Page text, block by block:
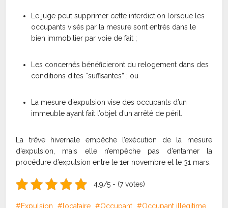
Le juge peut supprimer cette interdiction lorsque les
occupants visés par la mesure sont entrés dans le
bien immobilier par voie de fait ;
Les concernés bénéficieront du relogement dans des
conditions dites “suffisantes” ; ou
La mesure d’expulsion vise des occupants d’un
immeuble ayant fait l’objet d’un arrêté de péril.
La trêve hivernale empêche l’exécution de la mesure
d’expulsion, mais elle n’empêche pas d’entamer la
procédure d’expulsion entre le 1er novembre et le 31 mars.
4.9/5 - (7 votes)
Expulsion locataire Occupant Occupant illégitime